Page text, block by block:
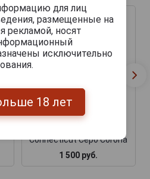
Connecticut Cepo Corona
1 500 руб.
для лиц
размещенные на
рекламой, носят
исключительно
18 лет